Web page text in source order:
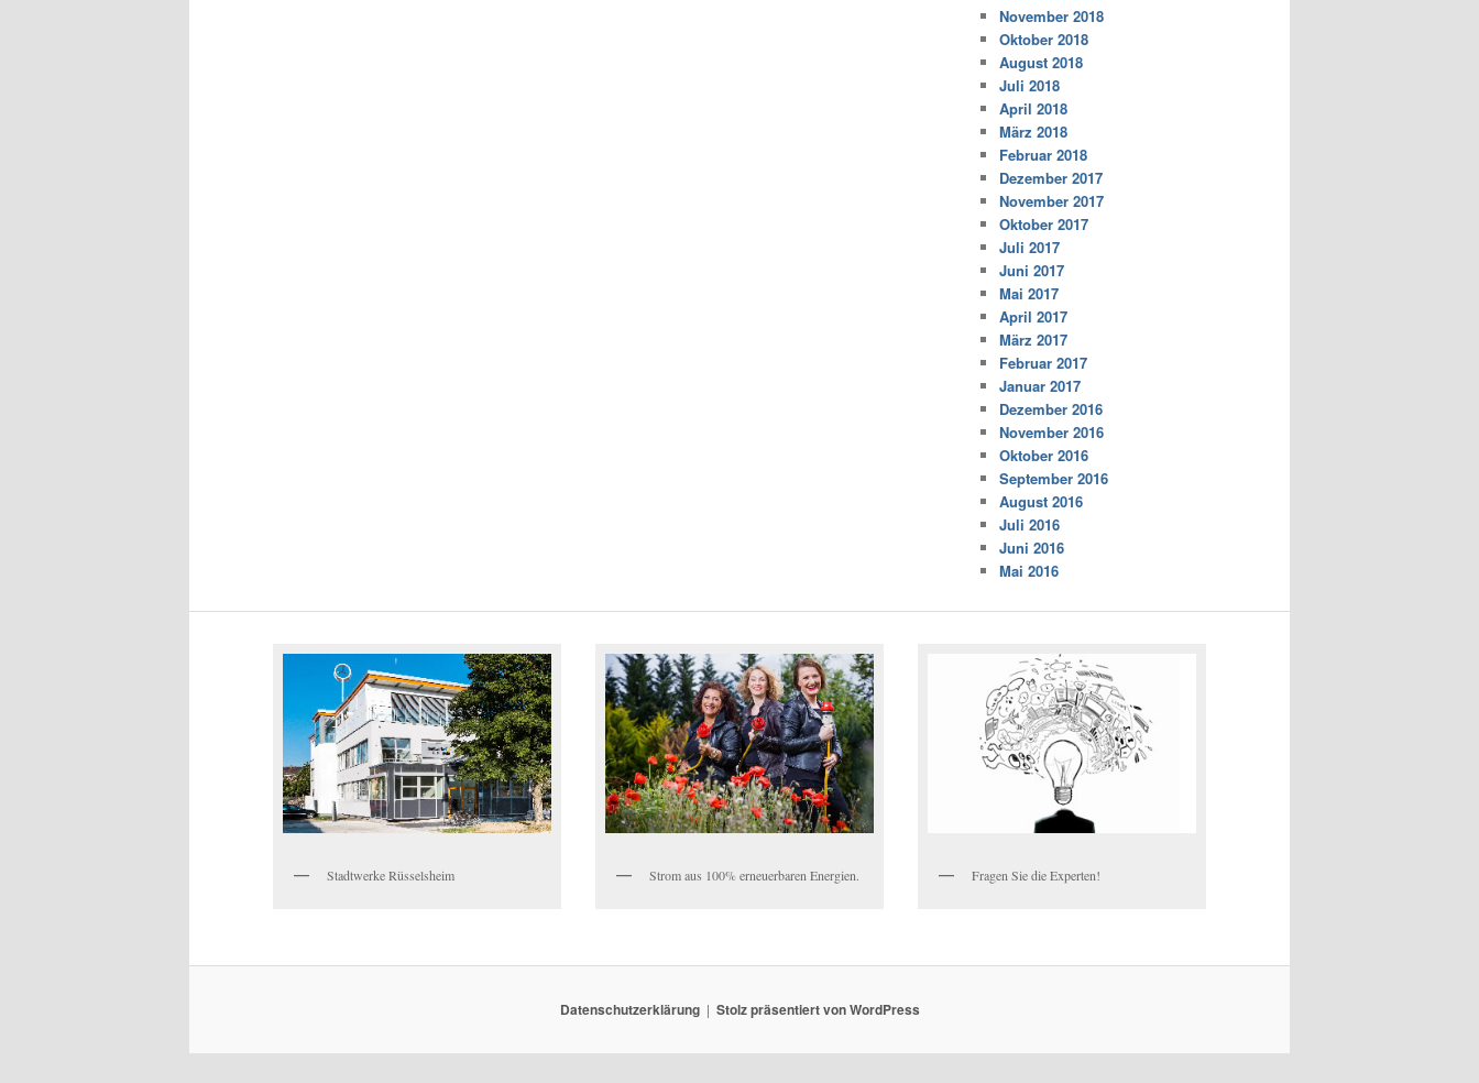
November 2018
Oktober 2018
August 2018
Juli 2018
April 2018
März 2018
Februar 2018
Dezember 2017
November 2017
Oktober 2017
Juli 2017
Juni 2017
Mai 2017
April 2017
März 2017
Februar 2017
Januar 2017
Dezember 2016
November 2016
Oktober 2016
September 2016
August 2016
Juli 2016
Juni 2016
Mai 2016
Stadtwerke Rüsselsheim Strom aus 100% erneuerbaren Energien. Fragen Sie die Experten!
Datenschutzerklärung Stolz präsentiert von WordPress